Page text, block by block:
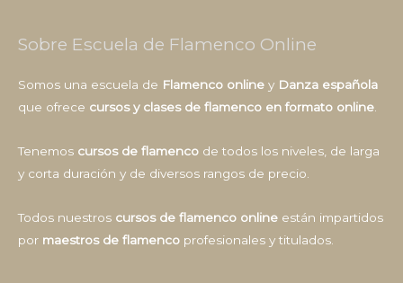
Sobre Escuela de Flamenco Online
Somos una escuela de Flamenco online y Danza española
que ofrece cursos y clases de flamenco en formato online
Tenemos cursos de flamenco de todos los niveles, de larga
y corta duración y de diversos rangos de precio.
Todos nuestros cursos de flamenco online están impartidos
por maestros de flamenco profesionales y titulados.